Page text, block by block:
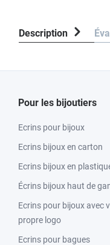
Description
Pour les bijoutiers
Ecrins pour bijoux
Ecrins bijoux en carton
Ecrins bijoux en
Écrins bijoux haut de
Ecrins pour bijoux avec
propre logo
Ecrins pour bagues